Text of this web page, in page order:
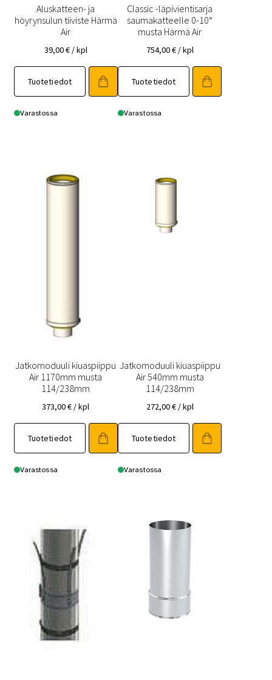
Aluskatteen- ja
höyrynsulun tiiviste Härmä
Air
39,00€ / kpl
Tuotetiedot
Varastossa
Classic -läpivientisarja
saumakatteelle 0-10°
musta Härmä Air
754,00€ / kpl
Tuotetiedot
Varastossa
Jatkomoduuli kiuaspiippu
Air 1170mm musta
114/238mm
373,00€ / kpl
Tuotetiedot
Varastossa
Jatkomoduuli kiuaspiippu
Air 540mm musta
114/238mm
272,00€ / kpl
Tuotetiedot
Varastossa